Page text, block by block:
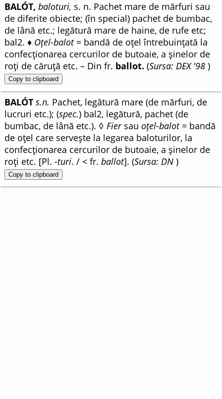
BALÓT, baloturi, s. n. Pachet mare de mărfuri sau
de diferite obiecte; (în special) pachet de bumbac,
de lână etc.; legătură mare de haine, de rufe etc;
bal2. ♦ Oțel-balot = bandă de oțel întrebuințată la
confecționarea cercurilor de butoaie, a șinelor de
roți de căruță etc. – Din fr. ballot. (Sursa: DEX '98 )
Copy to clipboard
BALÓT s.n. Pachet, legătură mare (de mărfuri, de
lucruri etc.); (spec.) bal2, legătură, pachet (de
bumbac, de lână etc.). ◊ Fiersauoțel-balot= bandă
de oțel care servește la legarea baloturilor, la
confecționarea cercurilor de butoaie, a șinelor de
roți etc. [Pl.-turi. / < fr.ballot]. (Sursa: DN )
Copy to clipboard